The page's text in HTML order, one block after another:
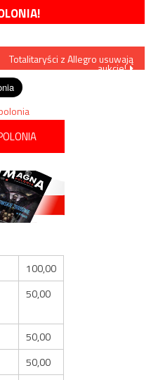
Totalitaryści z Allegro usuwają
aukcje!
100,00
50,00
50,00
50,00